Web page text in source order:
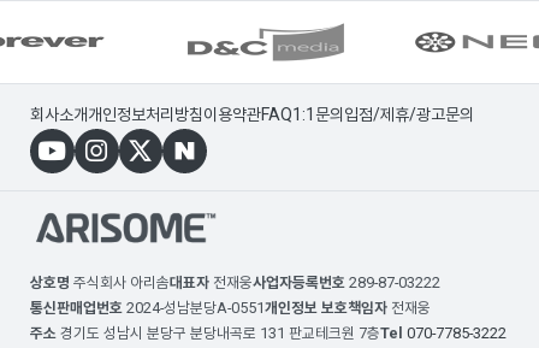
회사소개개인정보처리방침이용약관FAQ1:1문의 입점/제휴/광고문의
상호명 주식회사 아리솜대표자 전재웅사업자등록번호 289-87-03222
통신판매업번호 2024-성남분당A-0551개인정보 보호책임자 전재웅
주소 경기도 성남시 분당구 분당내곡로 131 판교테크원 7층Tel 070-7785-3222